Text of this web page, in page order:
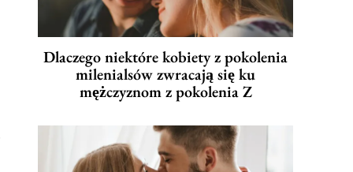
Dlaczego niektóre kobiety z pokolenia
milenialsów zwracają się ku
mężczyznom z pokolenia Z